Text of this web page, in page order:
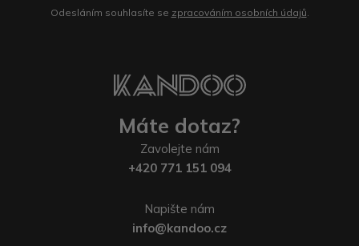
Odesláním souhlasíte se zpracováním osobních údajů
Máte dotaz?
Zavolejte nám
+420 771 151 094
Napište nám
info@kandoo.cz